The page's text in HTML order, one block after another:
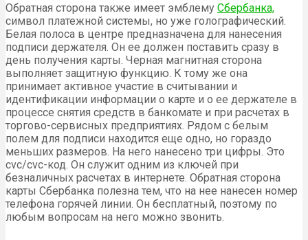
Обратная сторона также имеет эмблему Сбербанка,
символ платежной системы, но уже голографический.
Белая полоса в центре предназначена для нанесения
подписи держателя. Он ее должен поставить сразу в
день получения карты. Черная магнитная сторона
выполняет защитную функцию. К тому же она
принимает активное участие в считывании и
идентификации информации о карте и о ее держателе в
процессе снятия средств в банкомате и при расчетах в
торгово-сервисных предприятиях. Рядом с белым
полем для подписи находится еще одно, но гораздо
меньших размеров. На него нанесено три цифры. Это
cvc/cvc-код. Он служит одним из ключей при
безналичных расчетах в интернете. Обратная сторона
карты Сбербанка полезна тем, что на нее нанесен номер
телефона горячей линии. Он бесплатный, поэтому по
любым вопросам на него можно звонить.